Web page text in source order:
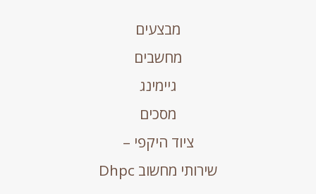
מבצעים
מחשבים
גיימינג
מסכים
ציוד היקפי –
שירותי מחשוב Dhpc